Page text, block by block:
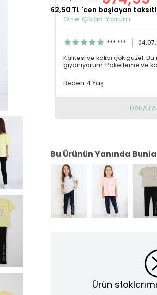
62,50 TL 'den başlayan
Öne Çıkan Yorum
*** ***
Kalitesi ve kalıbı çok güzel.
giydiriyorum. Paketleme ve
Beden: 4 Yaş
DAHA
Bu Ürünün Yanında
Ürün